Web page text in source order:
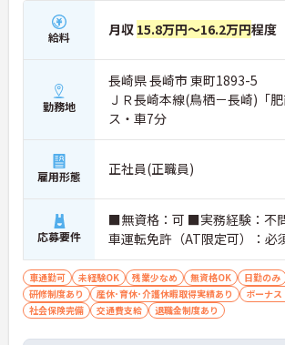
給料 月収 15.8万円～16.2万円程度
勤務地
長崎県 長崎市 東町1893-5
ＪＲ長崎本線(鳥栖－長崎)「
ス・車7分
雇用形態 正社員(正職員)
応募要件
■無資格：可 ■実務経験：不
車運転免許（AT限定可）：必
車通勤可 未経験OK 残業少なめ 無資格OK 日勤のみ
研修制度あり
産休･育休･介護休暇取得実績あり
ボーナス
社会保険完備
交通費支給 退職金制度あり